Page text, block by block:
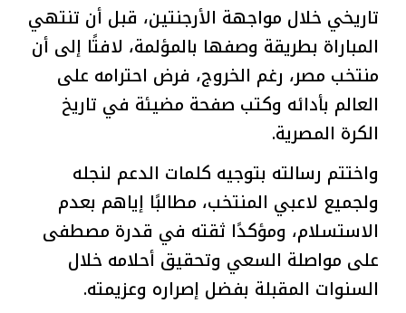
تاريخي خلال مواجهة الأرجنتين، قبل أن تنتهي
المباراة بطريقة وصفها بالمؤلمة، لافتًا إلى أن
منتخب مصر، رغم الخروج، فرض احترامه على
العالم بأدائه وكتب صفحة مضيئة في تاريخ
الكرة المصرية.
واختتم رسالته بتوجيه كلمات الدعم لنجله
ولجميع لاعبي المنتخب، مطالبًا إياهم بعدم
الاستسلام، ومؤكدًا ثقته في قدرة مصطفى
على مواصلة السعي وتحقيق أحلامه خلال
السنوات المقبلة بفضل إصراره وعزيمته.